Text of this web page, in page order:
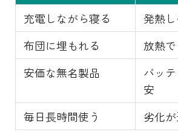
充電しながら寝る
発熱
布団に埋もれる
放熱
安価な無名製品
バッ
安
毎日長時間使う
劣化